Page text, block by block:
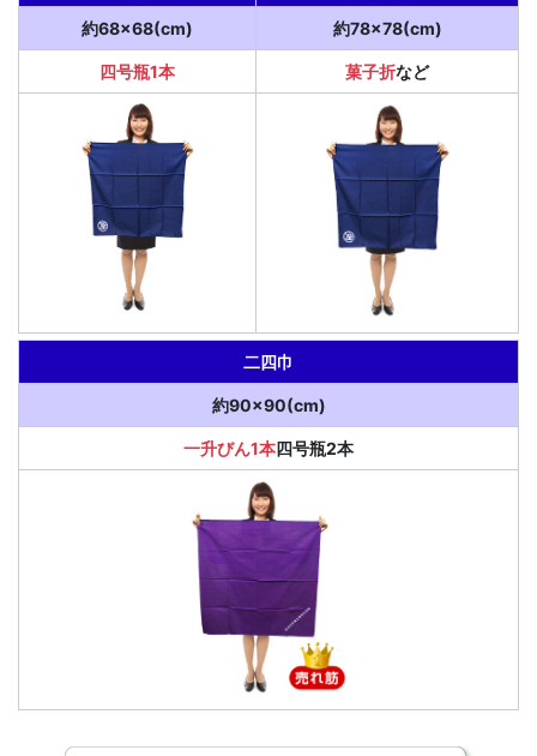
約68×68(cm) 約78×78(cm)
四号瓶1本 菓子折など
二四巾
約90×90(cm)
一升びん1本四号瓶2本